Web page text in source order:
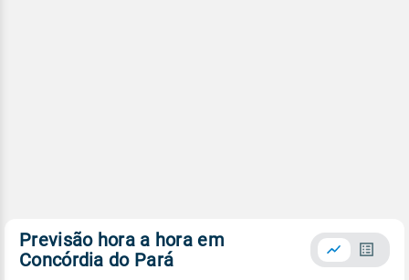
Previsão hora a hora em
Concórdia do Pará